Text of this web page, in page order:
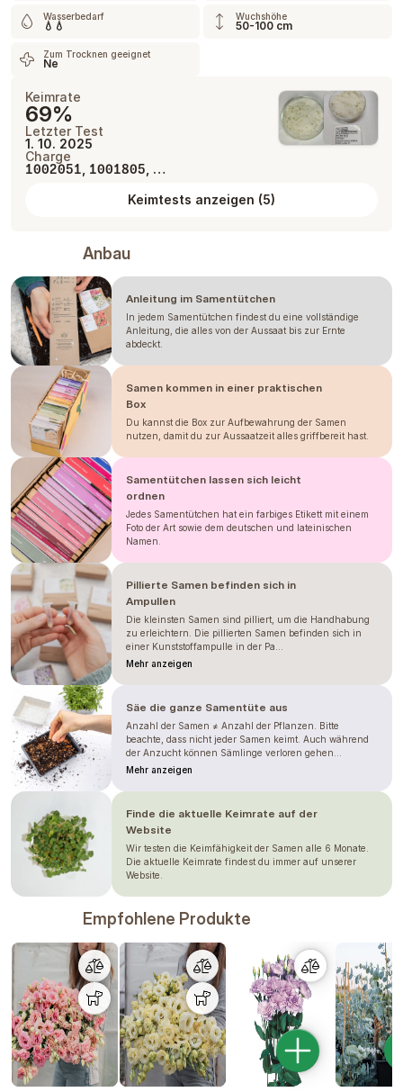
Wasserbedarf
💧💧
Wuchshöhe
50-100 cm
Zum Trocknen geeignet
Ne
Keimrate
69%
Letzter Test
1. 10. 2025
Charge
1002051 1001805 , …
Keimtests anzeigen (5)
Anbau
Anleitung im Samentütchen
In jedem Samentütchen findest du eine vollständige
Anleitung, die alles von der Aussaat bis zur Ernte
abdeckt.
Samen kommen in einer praktischen
Box
Du kannst die Box zur Aufbewahrung der Samen
nutzen, damit du zur Aussaatzeit alles griffbereit hast.
Samentütchen lassen sich leicht
ordnen
Jedes Samentütchen hat ein farbiges Etikett mit einem
Foto der Art sowie dem deutschen und lateinischen
Namen.
Pillierte Samen befinden sich in
Ampullen
Die kleinsten Samen sind pilliert, um die Handhabung
zu erleichtern. Die pillierten Samen befinden sich in
einer Kunststoffampulle in der Pa...
Mehr anzeigen
Säe die ganze Samentüte aus
Anzahl der Samen ≠ Anzahl der Pflanzen. Bitte
beachte, dass nicht jeder Samen keimt. Auch während
der Anzucht können Sämlinge verloren gehen...
Mehr anzeigen
Finde die aktuelle Keimrate auf der
Website
Wir testen die Keimfähigkeit der Samen alle 6 Monate.
Die aktuelle Keimrate findest du immer auf unserer
Website.
Empfohlene Produkte